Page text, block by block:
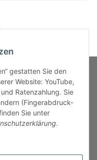
gestatten Sie den
Website: YouTube,
Ratenzahlung. Sie
(Fingerabdruck-
Sie unter
.